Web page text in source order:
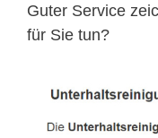
Guter Service
für Sie tun?